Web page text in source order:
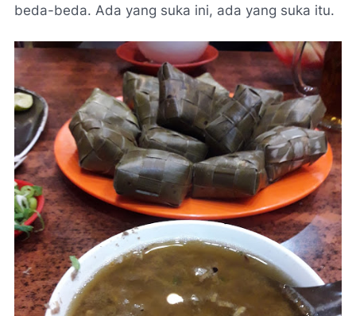
beda-beda. Ada yang suka ini, ada yang suka itu.